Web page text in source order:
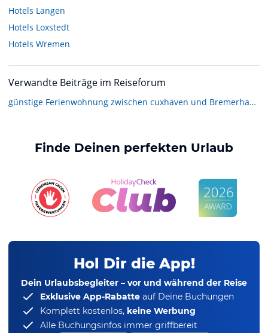
Hotels Langen
Hotels Loxstedt
Hotels Wremen
Verwandte Beiträge im Reiseforum
günstige Ferienwohnung zwischen cuxhaven und Bremerhaven?
Finde Deinen perfekten Urlaub
Hol Dir die App!
Dein Urlaubsbegleiter – vor und während der Reise
Exklusive App-Rabatte auf Deine Buchungen
Komplett kostenlos, keine Werbung
Alle Buchungsinfos immer griffbereit